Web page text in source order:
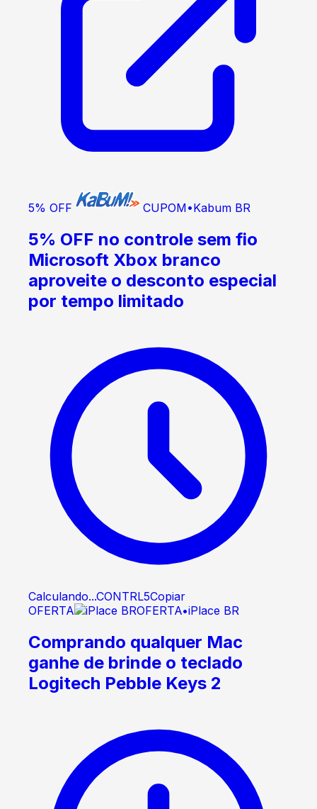
5% OFF CUPOM•Kabum BR
5% OFF no controle sem fio
Microsoft Xbox branco
aproveite o desconto especial
por tempo limitado
Calculando...CONTRL5Copiar
OFERTA
OFERTA•iPlace BR
Comprando qualquer Mac
ganhe de brinde o teclado
Logitech Pebble Keys 2